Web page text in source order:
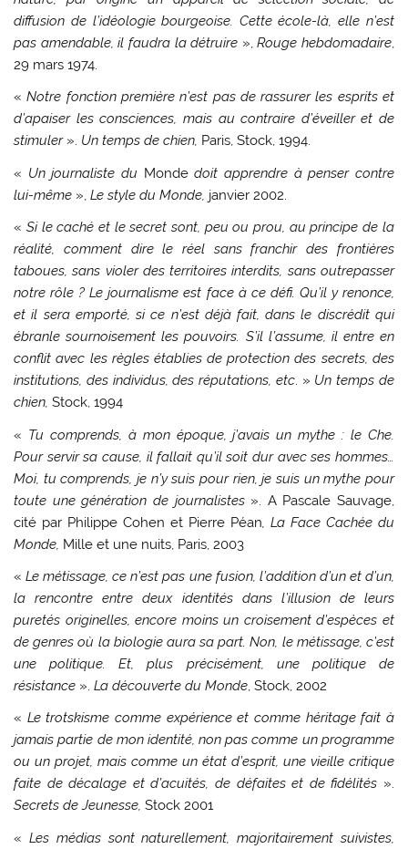
diffusion de l’idéologie bourgeoise. Cette école-là, elle n’est
pas amendable, il faudra la détruire »,Rouge hebdomadaire,
29 mars 1974.
«Notre fonction première n’est pas de rassurer les esprits et
d’apaiser les consciences, mais au contraire d’éveiller et de
stimuler». Un temps de chien, Paris, Stock, 1994.
« Un journaliste du Mondedoit apprendre à penser contre
lui-même »,Le style du Monde, janvier 2002.
« Si le caché et le secret sont, peu ou prou, au principe de la
réalité, comment dire le réel sans franchir des frontières
taboues, sans violer des territoires interdits, sans outrepasser
notre rôle ? Le journalisme est face à ce défi. Qu’il y renonce,
et il sera emporté, si ce n’est déjà fait, dans le discrédit qui
ébranle sournoisement les pouvoirs. S’il l’assume, il entre en
conflit avec les règles établies de protection des secrets, des
institutions, des individus, des réputations, etc. » Un temps de
chien,Stock, 1994
« Tu comprends, à mon époque, j’avais un mythe : le Che.
Pour servir sa cause, il fallait qu’il soit dur avec ses hommes…
Moi, tu comprends, je n’y suis pour rien, je suis un mythe pour
toute une génération de journalistes». A Pascale Sauvage,
cité par Philippe Cohen et Pierre Péan , La Face Cachée du
Monde, Mille et une nuits, Paris, 2003
«Le métissage, ce n’est pas une fusion, l’addition d’un et d’un,
la rencontre entre deux identités dans l’illusion de leurs
puretés originelles, encore moins un croisement d’espèces et
de genres où la biologie aura sa part. Non, le métissage, c’est
une politique. Et, plus précisément, une politique de
résistance ».La découverte du Monde, Stock, 2002
« Le trotskisme comme expérience et comme héritage fait à
jamais partie de mon identité, non pas comme un programme
ou un projet, mais comme un état d’esprit, une vieille critique
faite de décalage et d’acuités, de défaites et de fidélités ».
Secrets de Jeunesse,Stock 2001
« Les médias sont naturellement, majoritairement suivistes,